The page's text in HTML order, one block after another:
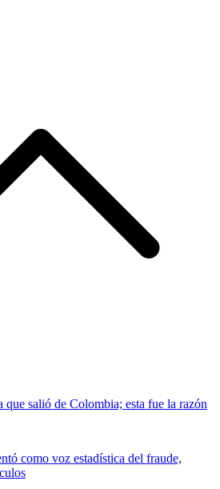
salió de Colombia; esta fue la razón
como voz estadística del fraude,